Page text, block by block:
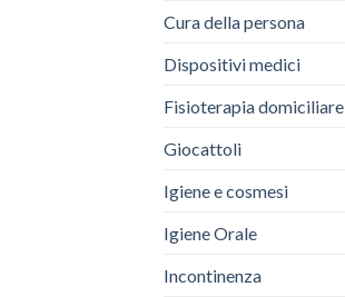
Cura della persona
Dispositivi medici
Fisioterapia domiciliare
Giocattoli
Igiene e cosmesi
Igiene Orale
Incontinenza